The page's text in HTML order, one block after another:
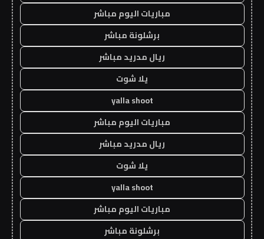
مباريات اليوم مباشر
برشلونة مباشر
ريال مدريد مباشر
يلا شوت
yalla shoot
مباريات اليوم مباشر
ريال مدريد مباشر
يلا شوت
yalla shoot
مباريات اليوم مباشر
برشلونة مباشر